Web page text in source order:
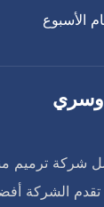
شركة ترميم
تقدم الشركة